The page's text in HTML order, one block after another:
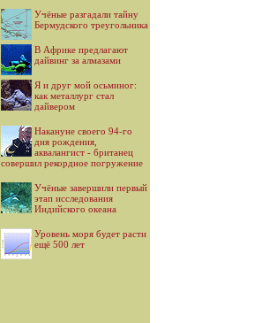
Учёные разгадали тайну
Бермудского треугольника
В Африке предлагают
дайвинг за алмазами
Я и друг мой осьминог:
как металлург стал
дайвером
Накануне своего 94-го
дня рождения,
аквалангист - британец
совершил рекордное погружение
Учёные завершили первый
этап исследования
Индийского океана
Уровень моря будет расти
ещё 500 лет